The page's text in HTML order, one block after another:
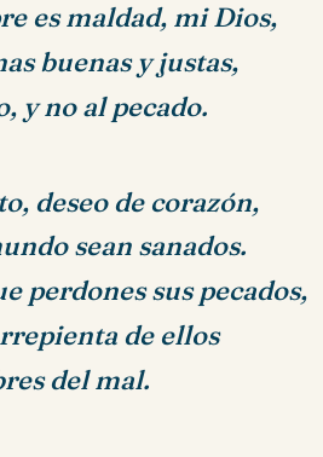
es maldad, mi Dios,
buenas y justas,
y no al pecado.
deseo de corazón,
sean sanados.
perdones sus pecados,
de ellos
del mal.